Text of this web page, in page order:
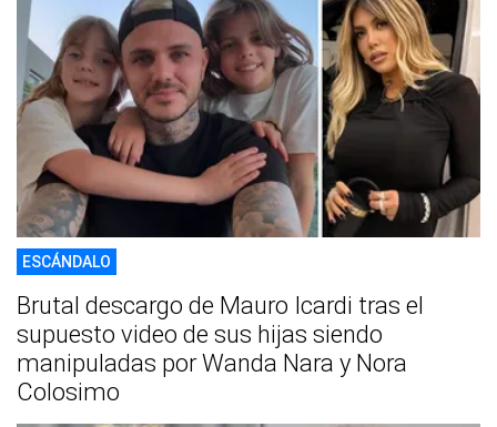
ESCÁNDALO
Brutal descargo de Mauro Icardi tras el
supuesto video de sus hijas siendo
manipuladas por Wanda Nara y Nora
Colosimo